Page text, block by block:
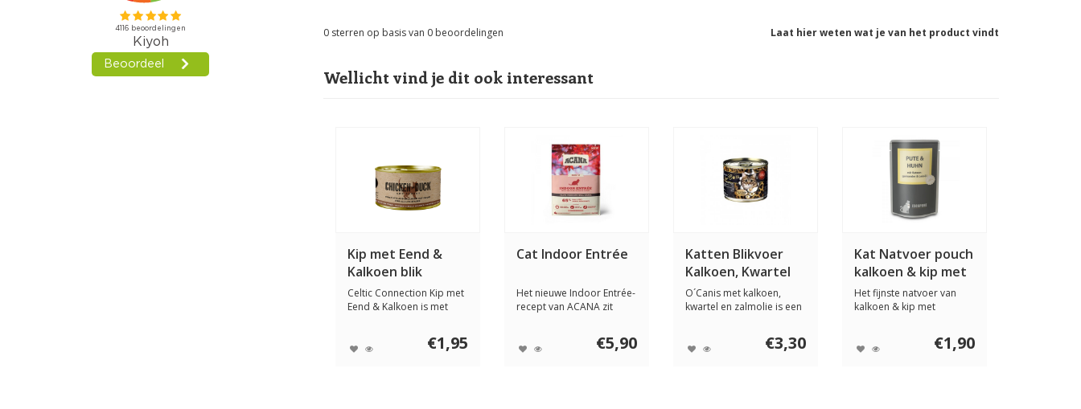
Laat hier weten wat je van het product vindt
0 sterren op basis van 0 beoordelingen
Wellicht vind je dit ook interessant
Kip met Eend &
Kalkoen blik
Celtic Connection Kip met
Eend & Kalkoen is met
€1,95
Cat Indoor Entrée
Het nieuwe Indoor Entrée-
recept van ACANA zit
€5,90
Katten Blikvoer
Kalkoen, Kwartel
en Zalmolie
O´Canis met kalkoen,
kwartel en zalmolie is een
€3,30
Kat Natvoer pouch
kalkoen & kip met
gamander 100
gram
Het fijnste natvoer van
kalkoen & kip met
€1,90